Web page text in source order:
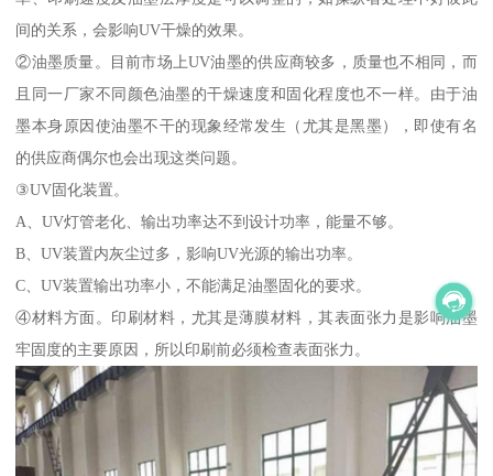
间的关系，会影响UV干燥的效果。
②油墨质量。目前市场上UV油墨的供应商较多，质量也不相同，而
且同一厂家不同颜色油墨的干燥速度和固化程度也不一样。由于油
墨本身原因使油墨不干的现象经常发生（尤其是黑墨），即使有名
的供应商偶尔也会出现这类问题。
③UV固化装置。
A、UV灯管老化、输出功率达不到设计功率，能量不够。
B、UV装置内灰尘过多，影响UV光源的输出功率。
C、UV装置输出功率小，不能满足油墨固化的要求。
④材料方面。印刷材料，尤其是薄膜材料，其表面张力是影响油墨
牢固度的主要原因，所以印刷前必须检查表面张力。